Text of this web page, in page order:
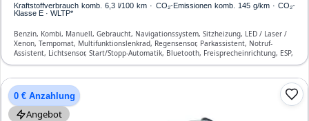
Kraftstoffverbrauch komb. 6,3 l/100 km · CO₂-Emissionen komb. 145 g/km · CO₂-
Klasse E · WLTP*
Benzin, Kombi, Manuell, Gebraucht, Navigationssystem, Sitzheizung, LED / Laser /
Xenon, Tempomat, Multifunktionslenkrad, Regensensor, Parkassistent, Notruf-
Assistent, Lichtsensor, Start/Stopp-Automatik, Bluetooth, Freisprecheinrichtung, ESP,
ABS, Klimaautomatik, Front- und Seiten-Airbags
0 € Anzahlung
Angebot